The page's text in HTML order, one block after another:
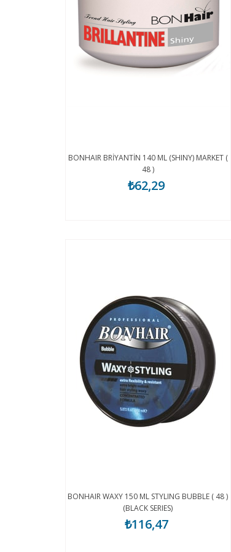
BONHAIR BRİYANTİN 140 ML (SHINY) MARKET (
48 )
₺62,29
BONHAIR WAXY 150 ML STYLING BUBBLE ( 48 )
(BLACK SERIES)
₺116,47